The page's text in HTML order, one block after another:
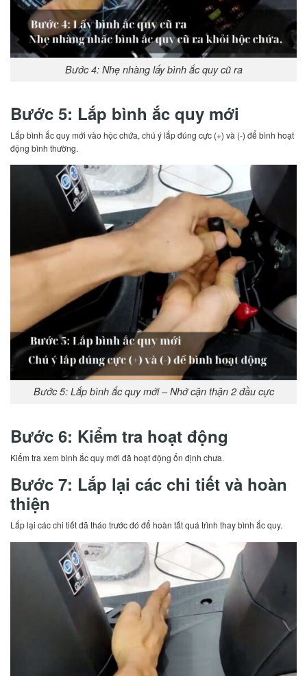
Bước 4: Nhẹ nhàng lấy bình ắc quy cũ ra
Bước 5: Lắp bình ắc quy mới
Lắp bình ắc quy mới vào hộc chứa, chú ý lắp đúng cực (+) và (-) để bình hoạt
động bình thường.
Bước 5: Lắp bình ắc quy mới – Nhớ cận thận 2 đầu cực
Bước 6: Kiểm tra hoạt động
Kiểm tra xem bình ắc quy mới đã hoạt động ổn định chưa.
Bước 7: Lắp lại các chi tiết và hoàn
thiện
Lắp lại các chi tiết đã tháo trước đó để hoàn tất quá trình thay bình ắc quy.